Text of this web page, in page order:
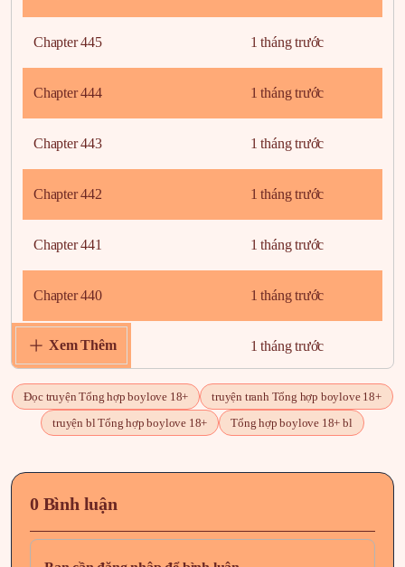
Chapter 445 1 tháng trước
Chapter 444 1 tháng trước
Chapter 443 1 tháng trước
Chapter 442 1 tháng trước
Chapter 441 1 tháng trước
Chapter 440 1 tháng trước
Chapter 439 1 tháng trước
Chapter 438 1 tháng trước
Chapter 436
Xem Thêm
Đọc truyện Tổng hợp boylove 18+
truyện tranh Tổng hợp boylove 18+
truyện bl Tổng hợp boylove 18+
Tổng hợp boylove 18+ bl
0 Bình luận